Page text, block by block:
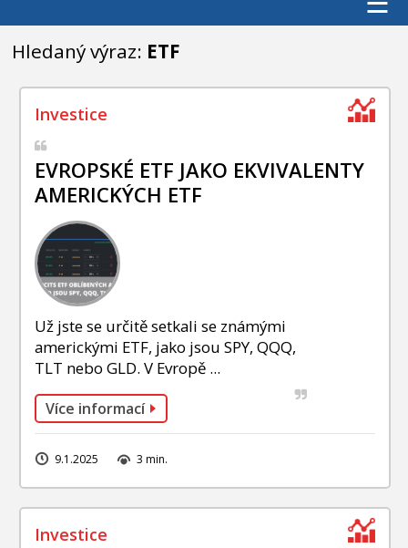
TOP ETF
INVESTIČNÍ STRATEGIE
FOND SLAVIC CAPITAL
Hledaný výraz: ETF
EVROPSKÉ ETF JAKO EKVIVALENTY
AMERICKÝCH ETF
Už jste se určitě setkali se známými
americkými ETF, jako jsou SPY, QQQ,
TLT nebo GLD. V Evropě ...
Více informací
9.1.2025 3 min.